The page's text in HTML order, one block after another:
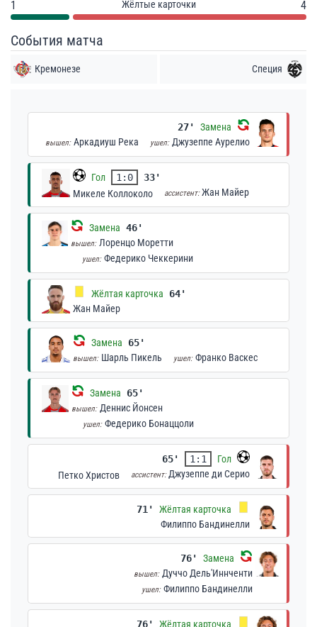
1 Жёлтые карточки 4
События матча
Кремонезе Специя
27' Замена
вышел: Аркадиуш Река ушел: Джузеппе Аурелио
Гол 1:0
33'
Микеле Коллоколо
ассистент:Жан Майер
Замена 46'
вышел: Лоренцо Моретти
ушел: Федерико Чеккерини
Жёлтая карточка
64'
Жан Майер
Замена 65'
вышел: Шарль Пикель ушел: Франко Васкес
Замена 65'
вышел: Деннис Йонсен
ушел: Федерико Бонаццоли
65' 1:1
Гол
Петко Христов
ассистент: Джузеппе ди Серио
71'
Жёлтая карточка
Филиппо Бандинелли
76' Замена
вышел: Дуччо Дель'Иннченти
ушел: Филиппо Бандинелли
76'
Жёлтая карточка